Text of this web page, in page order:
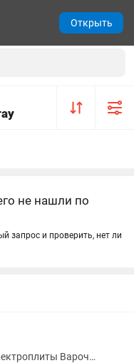
не нашли по
запрос и проверить, нет ли
Куплю Б/У электроплиты Варочные поверхности индукционные сенсорные Дорого
Открыть